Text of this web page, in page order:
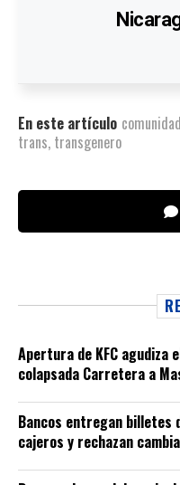
En este artículo
trans, transgenero
Apertura de KFC agudiza
colapsada Carretera a
Bancos entregan billetes
cajeros y rechazan